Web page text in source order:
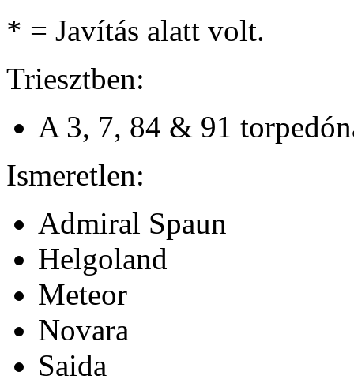
* = Javítás alatt volt.
Triesztben:
A 3, 7, 84 & 91
Ismeretlen:
Admiral Spaun
Helgoland
Meteor
Novara
Saida